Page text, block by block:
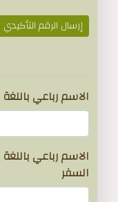
إرسال الرقم التأكيدي
الاسم رباعي باللغة
الاسم رباعي
السفر